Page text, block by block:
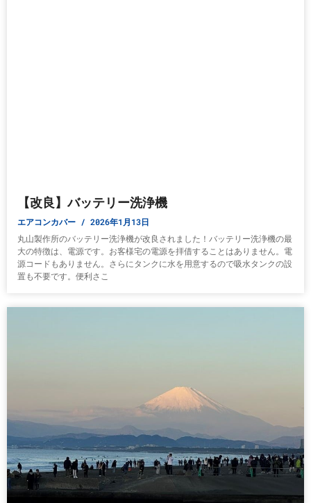
【改良】バッテリー洗浄機
エアコンカバー 2026年1月13日
丸山製作所のバッテリー洗浄機が改良されました！バッテリー洗浄機の最
大の特徴は、電源です。お客様宅の電源を拝借することはありません。電
源コードもありません。さらにタンクに水を用意するので吸水タンクの設
置も不要です。便利さこ